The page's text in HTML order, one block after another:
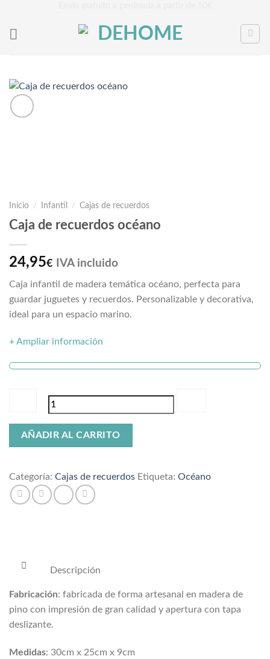
contenido
Inicio / Infantil / Cajas de recuerdos
Caja de recuerdos océano
24,95€ IVA incluido
Caja infantil de madera temática océano, perfecta para
guardar juguetes y recuerdos. Personalizable y decorativa,
ideal para un espacio marino.
+ Ampliar información
Caja
océano
cantidad
AÑADIR AL CARRITO
Categoría: Cajas de recuerdos Etiqueta: Océano
Descripción
Fabricación: fabricada de forma artesanal en madera de
pino con impresión de gran calidad y apertura con tapa
deslizante.
Medidas: 30cm x 25cm x 9cm